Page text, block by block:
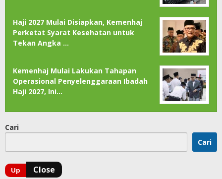
Haji 2027 Mulai Disiapkan, Kemenhaj
Perketat Syarat Kesehatan untuk
Tekan Angka …
Kemenhaj Mulai Lakukan Tahapan
Operasional Penyelenggaraan Ibadah
Haji 2027, Ini…
Cari
Cari